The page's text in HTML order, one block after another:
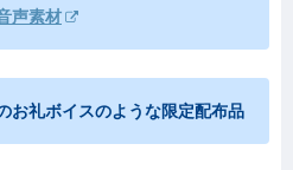
声素材
お礼ボイスのような限定配布品